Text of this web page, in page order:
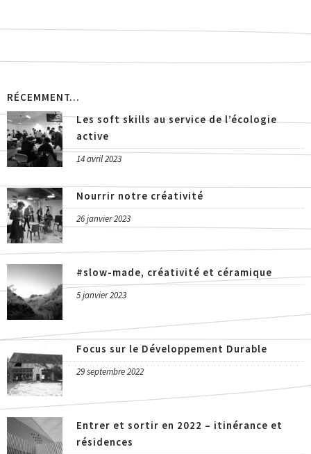
RÉCEMMENT...
Les soft skills au service de l’écologie
active
14 avril 2023
Nourrir notre créativité
26 janvier 2023
#slow-made, créativité et céramique
5 janvier 2023
Focus sur le Développement Durable
29 septembre 2022
Entrer et sortir en 2022 – itinérance et
résidences